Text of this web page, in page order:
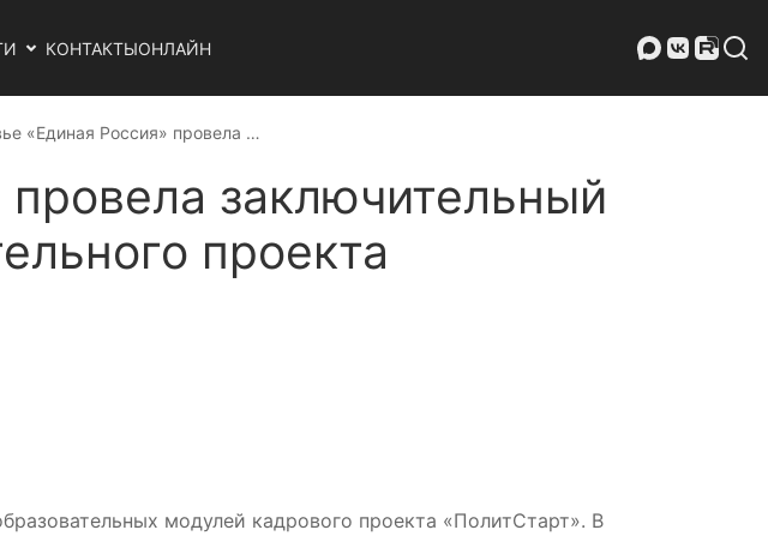
КОНТАКТЫОНЛАЙН
«Единая Россия» провела …
заключительный
проекта
модулей кадрового проекта «ПолитСтарт». В